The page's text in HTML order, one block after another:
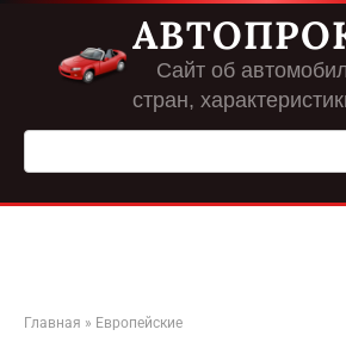
Перейти
контенту
Сайт об
стран,
Поиск:
Главная » Европейские